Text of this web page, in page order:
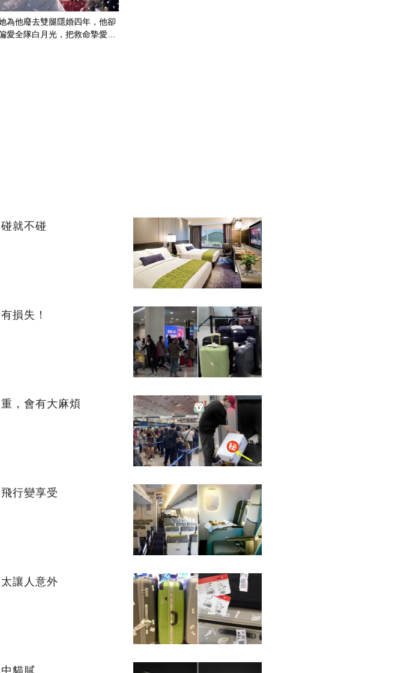
為他廢去雙腿隱婚四年，他卻
愛全隊白月光，把救命摯愛當
就不碰
損失！
，會有大麻煩
行變享受
讓人意外
貓膩